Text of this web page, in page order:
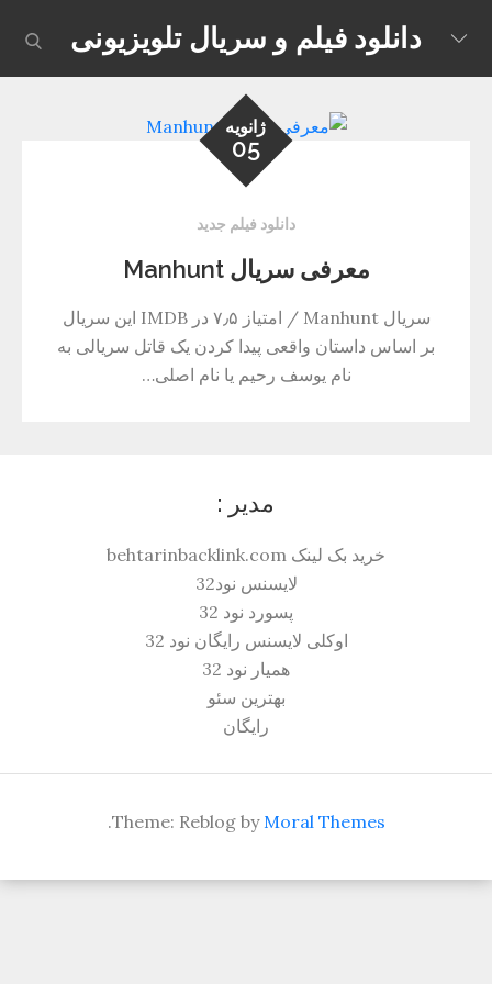
content
دانلود فیلم و سریال تلویزیونی
ژانویه
05
دانلود فیلم جدید
معرفی سریال Manhunt
سریال Manhunt / امتیاز ۷٫۵ در IMDB این سریال
بر اساس داستان واقعی پیدا کردن یک قاتل سریالی به
نام یوسف رحیم یا نام اصلی…
مدیر :
خرید بک لینک behtarinbacklink.com
لایسنس نود32
پسورد نود 32
اوکلی لایسنس رایگان نود 32
همیار نود 32
بهترین سئو
رایگان
Theme: Reblog byMoral Themes
.